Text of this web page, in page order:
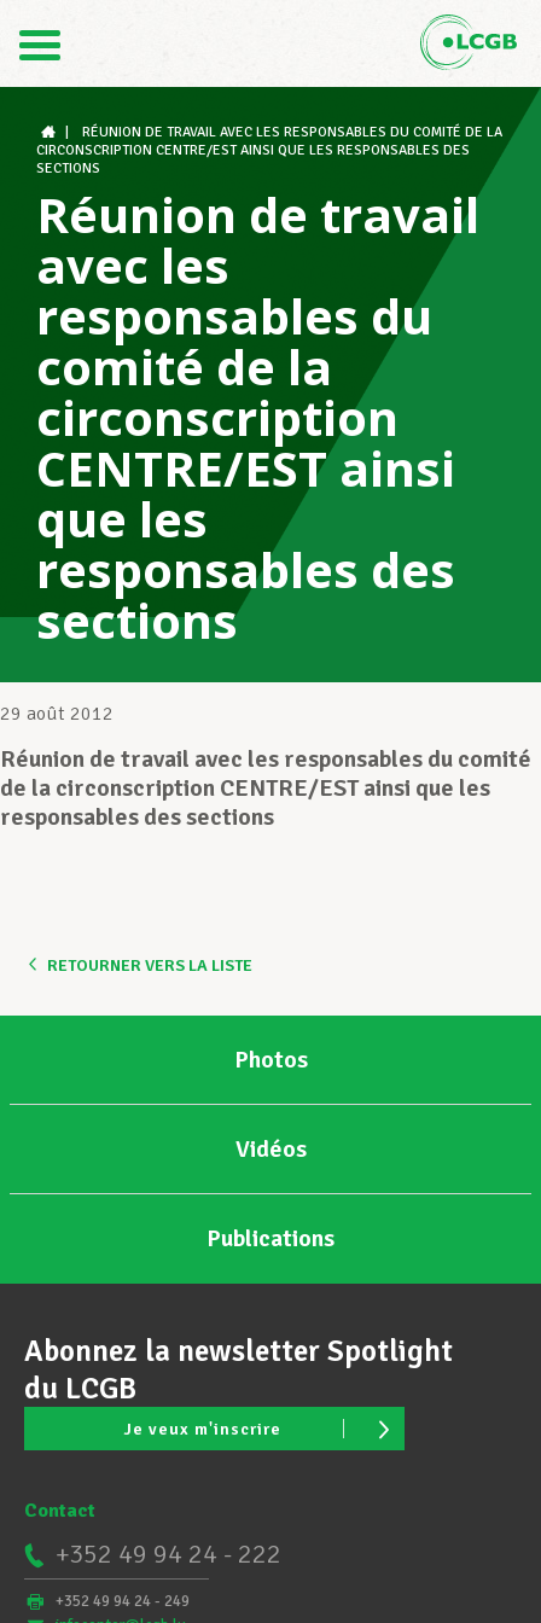
DE
Le LCGB
Structures syndicales
Assistance au Travail
Vos droits
Assistance en vie privée
Devenir Membre
RÉUNION DE TRAVAIL AVEC LES RESPONSABLES DU COMITÉ DE LA
CIRCONSCRIPTION CENTRE/EST AINSI QUE LES RESPONSABLES DES
SECTIONS
Réunion de travail
avec les
responsables du
comité de la
circonscription
CENTRE/EST ainsi
que les
responsables des
sections
29 août 2012
Réunion de travail avec les responsables du comité
de la circonscription CENTRE/EST ainsi que les
responsables des sections
RETOURNER VERS LA LISTE
Photos
Vidéos
Publications
Abonnez la newsletter Spotlight
du LCGB
Je veux m'inscrire
Contact
+352 49 94 24 - 222
+352 49 94 24 - 249